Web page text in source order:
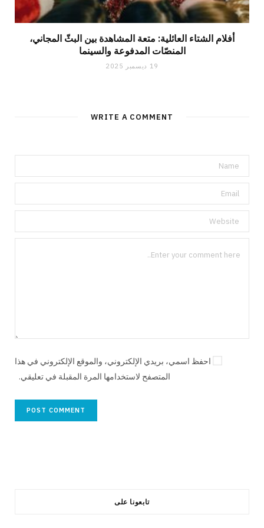
أفلام الشتاء العائلية: متعة المشاهدة بين البثّ المجاني،
المنصّات المدفوعة والسينما
19 ديسمبر 2025
WRITE A COMMENT
احفظ اسمي، بريدي الإلكتروني، والموقع الإلكتروني في هذا
المتصفح لاستخدامها المرة المقبلة في تعليقي.
تابعونا على